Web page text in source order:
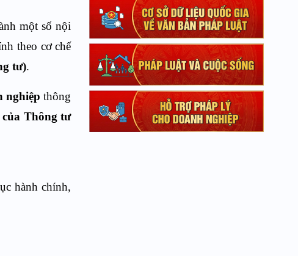
một số nội
theo cơ chế
tư).
nghiệp thông
Thông tư
hành chính,